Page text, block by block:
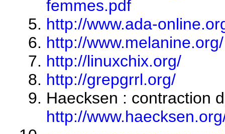
femmes.pdf
http://www.ada-
http://www.melanine.org/
http://linuxchix.org/
http://grepgrrl.org/
Haecksen : contraction
http://